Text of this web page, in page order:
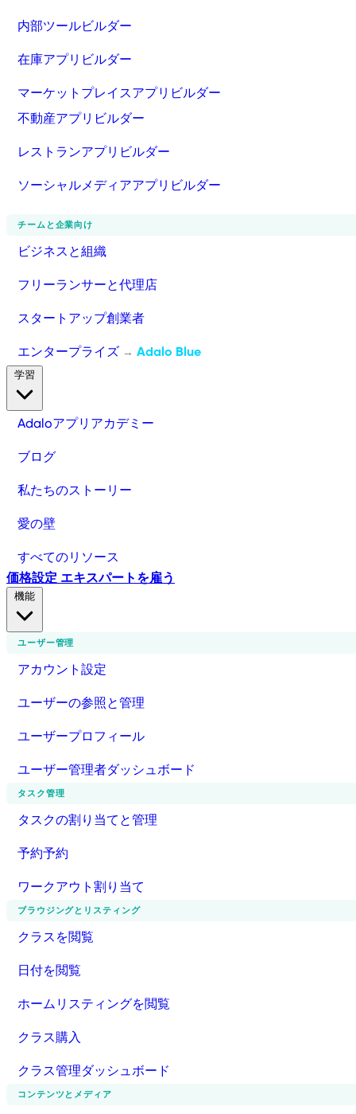
内部ツールビルダー
在庫アプリビルダー
マーケットプレイスアプリビルダー
不動産アプリビルダー
レストランアプリビルダー
ソーシャルメディアアプリビルダー
チームと企業向け
ビジネスと組織
フリーランサーと代理店
スタートアップ創業者
エンタープライズ → Adalo Blue
Adaloアプリアカデミー
ブログ
私たちのストーリー
愛の壁
すべてのリソース
価格設定 エキスパートを雇う
ユーザー管理
アカウント設定
ユーザーの参照と管理
ユーザープロフィール
ユーザー管理者ダッシュボード
タスク管理
タスクの割り当てと管理
予約予約
ワークアウト割り当て
ブラウジングとリスティング
クラスを閲覧
日付を閲覧
ホームリスティングを閲覧
クラス購入
クラス管理ダッシュボード
コンテンツとメディア